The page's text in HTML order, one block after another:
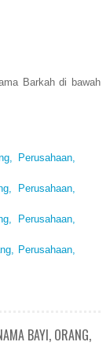
Barkah di bawah
Perusahaan,
Perusahaan,
Perusahaan,
Perusahaan,
BAYI, ORANG,